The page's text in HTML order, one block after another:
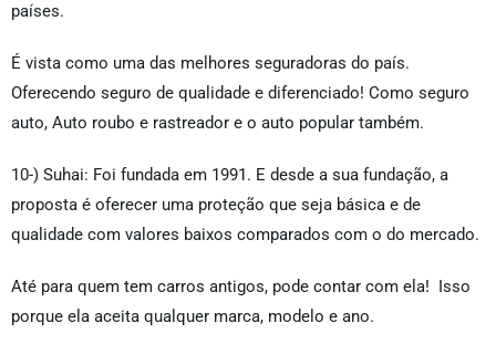
países.
É vista como uma das melhores seguradoras do país.
Oferecendo seguro de qualidade e diferenciado! Como seguro
auto, Auto roubo e rastreador e o auto popular também.
10-) Suhai: Foi fundada em 1991. E desde a sua fundação, a
proposta é oferecer uma proteção que seja básica e de
qualidade com valores baixos comparados com o do mercado.
Até para quem tem carros antigos, pode contar com ela! Isso
porque ela aceita qualquer marca, modelo e ano.